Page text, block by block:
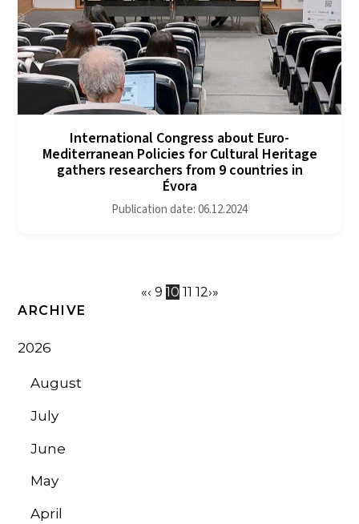
International Congress about Euro-
Mediterranean Policies for Cultural Heritage
gathers researchers from 9 countries in
Évora
Publication date: 06.12.2024
«‹ 9 10 11 12›»
ARCHIVE
2026
August
July
June
May
April